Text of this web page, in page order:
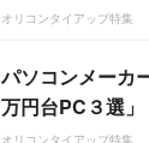
オリコンタイアップ特集
パソコンメーカ
万円台PC３選」
オリコンタイアップ特集